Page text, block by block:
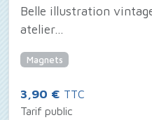
Belle illustration
atelier...
Magnets
3,90 € TTC
Tarif public